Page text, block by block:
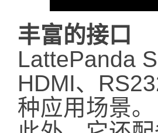
丰富的接口
LattePanda
HDMI、
种应用场景。